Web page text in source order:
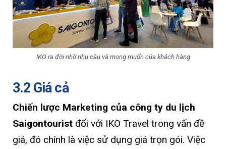
IKO ra đời nhờ nhu cầu và mong muốn của khách hàng
3.2 Giá cả
Chiến lược Marketing của công ty du lịch
Saigontourist đối với IKO Travel trong vấn đề
giá, đó chính là việc sử dụng giá trọn gói. Việc